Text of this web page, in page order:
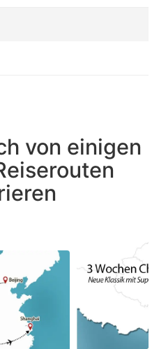
von einigen